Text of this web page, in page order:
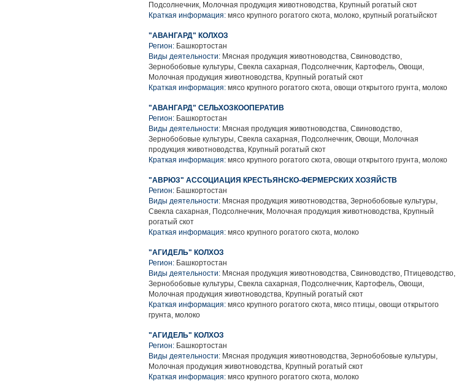
Подсолнечник, Молочная продукция животноводства, Крупный рогатый скот
Краткая информация: мясо крупного рогатого скота, молоко, крупный рогатыйскот
"АВАНГАРД" КОЛХОЗ
Регион: Башкортостан
Виды деятельности: Мясная продукция животноводства, Свиноводство,
Зернобобовые культуры, Свекла сахарная, Подсолнечник, Картофель, Овощи,
Молочная продукция животноводства, Крупный рогатый скот
Краткая информация: мясо крупного рогатого скота, овощи открытого грунта, молоко
"АВАНГАРД" СЕЛЬХОЗКООПЕРАТИВ
Регион: Башкортостан
Виды деятельности: Мясная продукция животноводства, Свиноводство,
Зернобобовые культуры, Свекла сахарная, Подсолнечник, Овощи, Молочная
продукция животноводства, Крупный рогатый скот
Краткая информация: мясо крупного рогатого скота, овощи открытого грунта, молоко
"АВРЮЗ" АССОЦИАЦИЯ КРЕСТЬЯНСКО-ФЕРМЕРСКИХ ХОЗЯЙСТВ
Регион: Башкортостан
Виды деятельности: Мясная продукция животноводства, Зернобобовые культуры,
Свекла сахарная, Подсолнечник, Молочная продукция животноводства, Крупный
рогатый скот
Краткая информация: мясо крупного рогатого скота, молоко
"АГИДЕЛЬ" КОЛХОЗ
Регион: Башкортостан
Виды деятельности: Мясная продукция животноводства, Свиноводство, Птицеводство,
Зернобобовые культуры, Свекла сахарная, Подсолнечник, Картофель, Овощи,
Молочная продукция животноводства, Крупный рогатый скот
Краткая информация: мясо крупного рогатого скота, мясо птицы, овощи открытого
грунта, молоко
"АГИДЕЛЬ" КОЛХОЗ
Регион: Башкортостан
Виды деятельности: Мясная продукция животноводства, Зернобобовые культуры,
Молочная продукция животноводства, Крупный рогатый скот
Краткая информация: мясо крупного рогатого скота, молоко